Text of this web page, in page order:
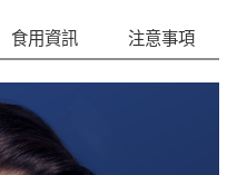
食用資訊 注意事項